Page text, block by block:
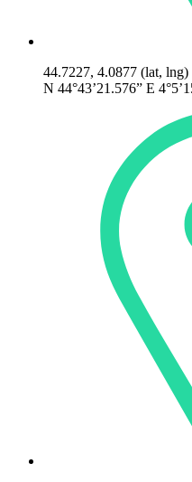
44.7227, 4.0877 (lat, lng)
N 44°43’21.576” E